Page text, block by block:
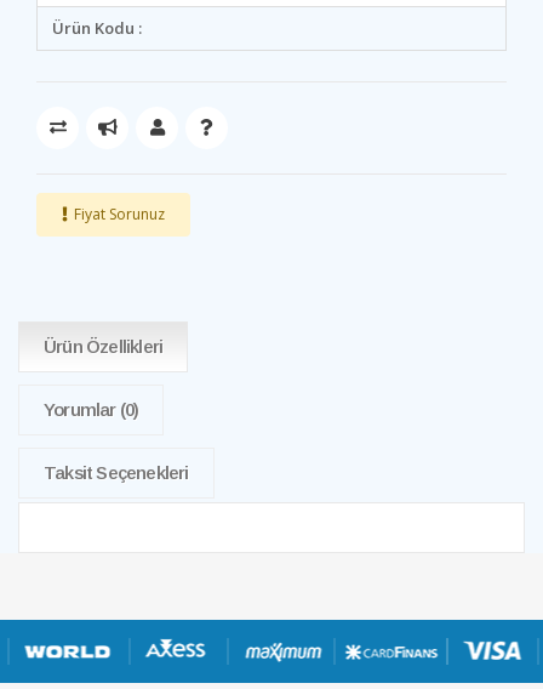
Ürün Kodu :
Fiyat Sorunuz
Ürün Özellikleri
Yorumlar (0)
Taksit Seçenekleri